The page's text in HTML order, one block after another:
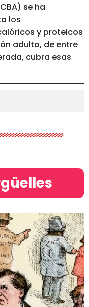
se ha
los
y proteicos
adulto, de entre
cubra esas